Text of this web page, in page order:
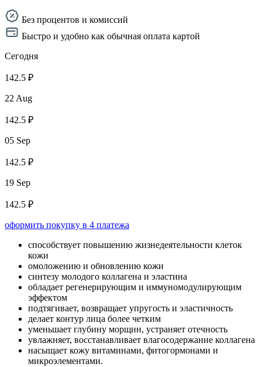
Без процентов и комиссий
Быстро и удобно как обычная оплата картой
Сегодня
142.5 ₽
22 Aug
142.5 ₽
05 Sep
142.5 ₽
19 Sep
142.5 ₽
оформить покупку в 4 платежа
способствует повышению жизнедеятельности клеток
кожи
омоложению и обновлению кожи
синтезу молодого коллагена и эластина
обладает регенерирующим и иммуномодулирующим
эффектом
подтягивает, возвращает упругость и эластичность
делает контур лица более четким
уменьшает глубину морщин, устраняет отечность
увлажняет, восстанавливает влагосодержание коллагена
насыщает кожу витаминами, фитогормонами и
микроэлементами.